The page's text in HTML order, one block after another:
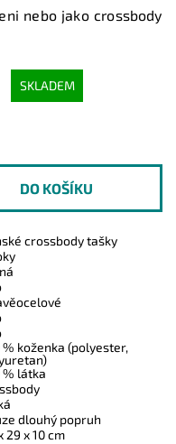
nebo jako crossbody
SKLADEM
crossbody tašky
% koženka (polyester,
% látka
dlouhý popruh
29 x 10 cm